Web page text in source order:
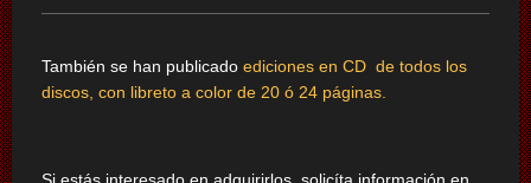
También se han publicado ediciones en CD de todos los
discos, con libreto a color de 20 ó 24 páginas.
Si estás interesado en adquirirlos, solicíta información en